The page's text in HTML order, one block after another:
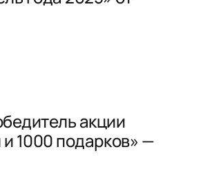
акции
1000 подарков» —